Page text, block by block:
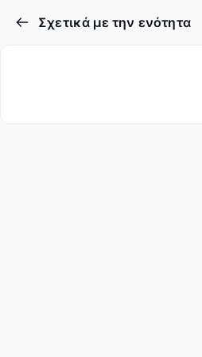
Σχετικά με την ενότητα